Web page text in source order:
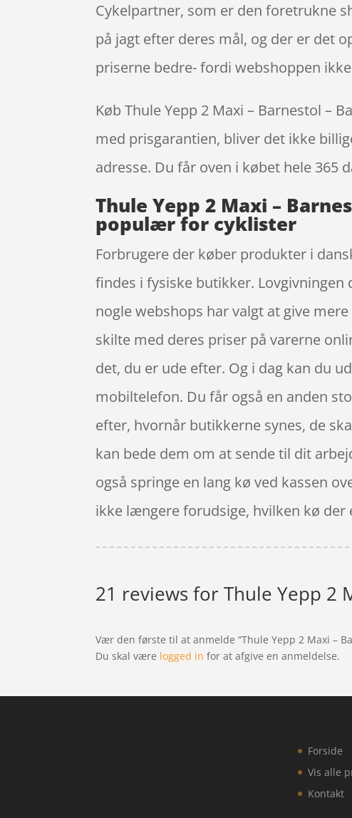
Cykelpartner, som er den foretrukne
på jagt efter deres mål, og der er det
priserne bedre- fordi webshoppen
Køb Thule Yepp 2 Maxi – Barnestol –
med prisgarantien, bliver det ikke
adresse. Du får oven i købet hele 365
Thule Yepp 2 Maxi –
populær for cyklister
Forbrugere der køber produkter i
findes i fysiske butikker.
nogle webshops har valgt at give
skilte med deres priser på varerne
det, du er ude efter. Og i dag kan du
mobiltelefon. Du får også en anden
efter, hvornår butikkerne synes, de
kan bede dem om at sende til dit
også springe en lang kø ved kassen
ikke længere forudsige, hvilken kø
21 reviews forThule Yepp 2
Vær den første til at anmelde “Thule Yepp 2 Maxi –
Du skal være logged in for at afgive en anmeldelse.
Forside
Vis alle
Kontakt